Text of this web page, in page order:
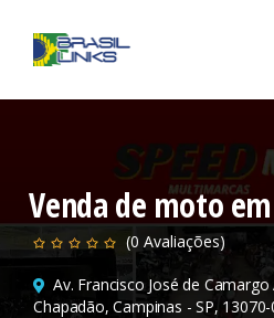
Venda de moto
(0 Avaliações)
Av. Francisco José de
Chapadão, Campinas - SP,